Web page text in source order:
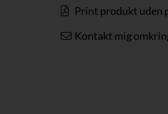
Print produkt uden
Kontakt mig